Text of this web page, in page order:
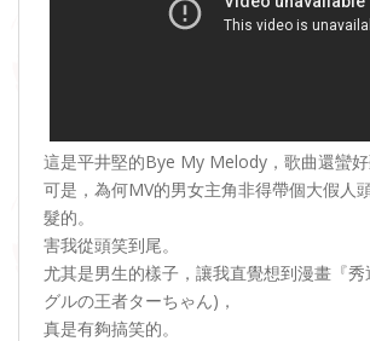
這是平井堅的Bye My Melody，歌曲還蠻好
可是，為何MV的男女主角非得帶個大假人
髮的。
害我從頭笑到尾。
尤其是男生的樣子，讓我直覺想到漫畫『
グルの王者ターちゃん)，
真是有夠搞笑的。